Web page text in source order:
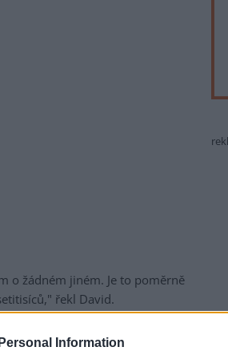
Information
o žádném jiném. Je to poměrně
řekl David.
týdnem desetiletý Jan Kabát
přírodě a hledání šneka s